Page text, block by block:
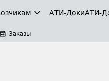
АТИ-ДокиАТИ-
Заказы